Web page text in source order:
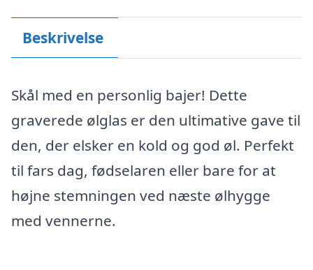
Beskrivelse
Skål med en personlig bajer! Dette
graverede ølglas er den ultimative gave til
den, der elsker en kold og god øl. Perfekt
til fars dag, fødselaren eller bare for at
højne stemningen ved næste ølhygge
med vennerne.